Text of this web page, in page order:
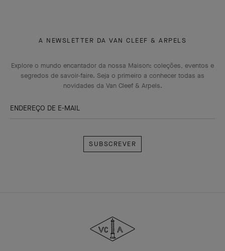
A NEWSLETTER DA VAN CLEEF & ARPELS
Explore o mundo encantador da nossa Maison: coleções, eventos e
segredos de savoir-faire. Seja o primeiro a conhecer todas as
novidades da Van Cleef & Arpels.
ENDEREÇO DE E-MAIL
&
Arpels